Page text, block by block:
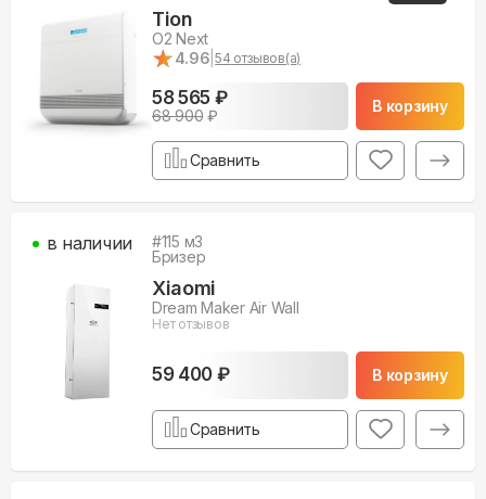
Tion
O2 Next
★
★4.96 |54 отзывов(а)
58 565 ₽
68 900₽
В корзину
Сравнить
#115 м3
Бризер
Xiaomi
Dream Maker Air Wall
Нет отзывов
59 400 ₽ В корзину
в наличии
Сравнить